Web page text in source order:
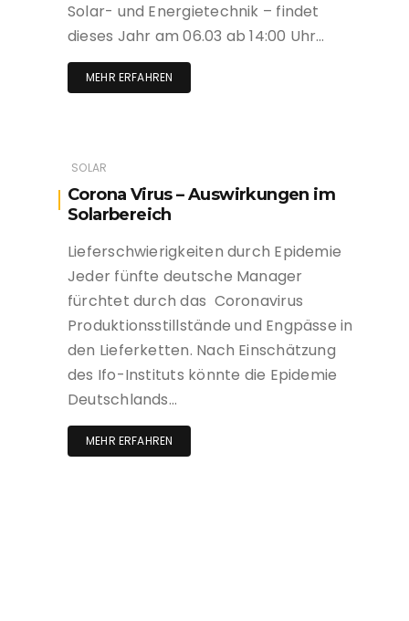
Solar- und Energietechnik – findet
dieses Jahr am 06.03 ab 14:00 Uhr…
MEHR ERFAHREN
SOLAR
Corona Virus – Auswirkungen im
Solarbereich
Lieferschwierigkeiten durch Epidemie
Jeder fünfte deutsche Manager
fürchtet durch das Coronavirus
Produktionsstillstände und Engpässe in
den Lieferketten. Nach Einschätzung
des Ifo-Instituts könnte die Epidemie
Deutschlands…
MEHR ERFAHREN